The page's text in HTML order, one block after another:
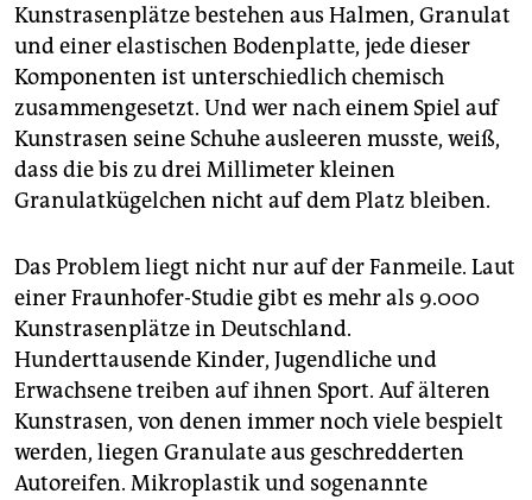
Kunstrasenplätze bestehen aus Halmen, Granulat
und einer elastischen Bodenplatte, jede dieser
Komponenten ist unterschiedlich chemisch
zusammengesetzt. Und wer nach einem Spiel auf
Kunst­rasen seine Schuhe ausleeren musste, weiß,
dass die bis zu drei Millimeter kleinen
Granulatkügelchen nicht auf dem Platz bleiben.
Das Problem liegt nicht nur auf der Fanmeile. Laut
einer Fraunhofer-Studie gibt es mehr als 9.000
Kunstrasenplätze in Deutschland.
Hunderttausende Kinder, Jugendliche und
Erwachsene treiben auf ihnen Sport. Auf älteren
Kunstrasen, von denen immer noch viele bespielt
werden, liegen Granulate aus geschredderten
Autoreifen. Mikroplastik und sogenannte